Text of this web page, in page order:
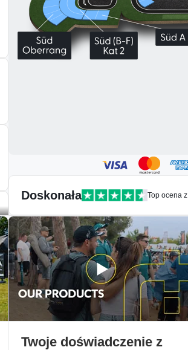
Doskonała Top ocena z
Twoje doświadczenie z